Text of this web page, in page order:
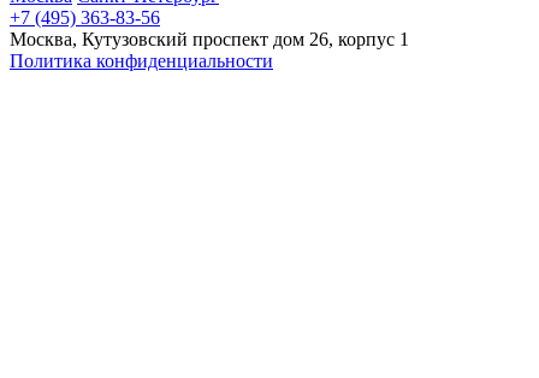
+7 (495) 363-83-56
Москва, Кутузовский проспект дом 26, корпус 1
Политика конфиденциальности